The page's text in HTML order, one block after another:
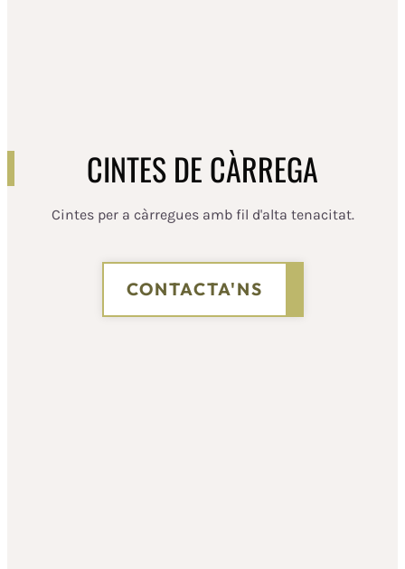
CINTES DE CÀRREGA
Cintes per a càrregues amb fil d'alta tenacitat.
CONTACTA'NS